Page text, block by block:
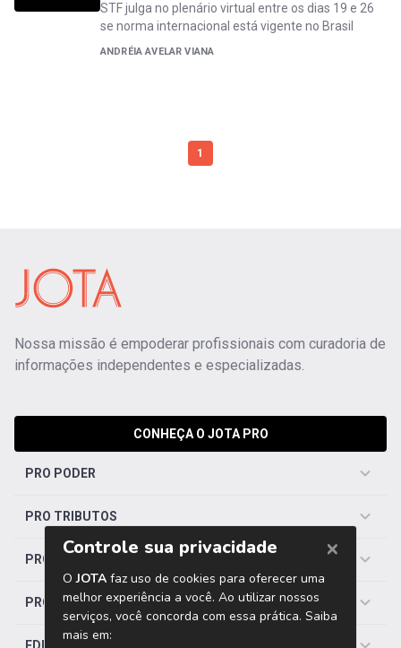
STF julga no plenário virtual entre os dias 19 e 26
se norma internacional está vigente no Brasil
ANDRÉIA AVELAR VIANA
1
Nossa missão é empoderar profissionais com curadoria de
informações independentes e especializadas.
CONHEÇA O JOTA PRO
PRO PODER
PRO TRIBUTOS
PRO TRABALHISTA
PRO SAÚDE